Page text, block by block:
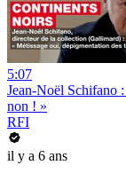
5:07
Jean-Noël Schifano
non ! »
RFI
il y a 6 ans